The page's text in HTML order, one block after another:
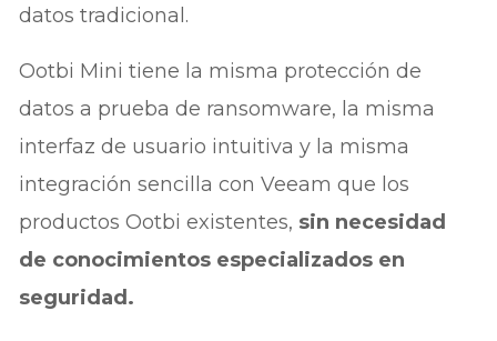
datos tradicional.
Ootbi Mini tiene la misma protección de
datos a prueba de ransomware, la misma
interfaz de usuario intuitiva y la misma
integración sencilla con Veeam que los
productos Ootbi existentes, sin necesidad
de conocimientos especializados en
seguridad.